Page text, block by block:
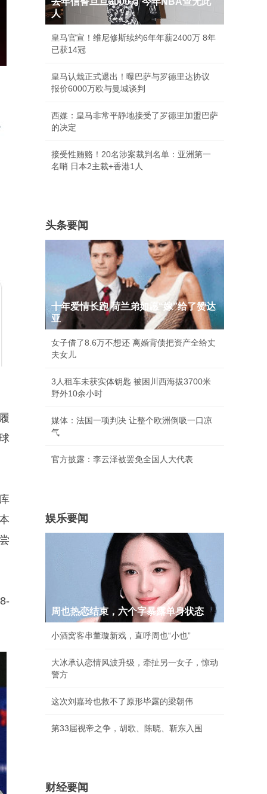
人
皇马官宣！维尼修斯续约6年年薪2400万 8年
已获14冠
皇马认栽正式退出！曝巴萨与罗德里达协议
报价6000万欧与曼城谈判
西媒：皇马非常平静地接受了罗德里加盟巴萨
的决定
接受性贿赂！20名涉案裁判名单：亚洲第一
名哨 日本2主裁+香港1人
头条要闻
十年爱情长跑 荷兰弟如愿“嫁”给了赞达
亚
女子借了8.6万不想还 离婚背债把资产全给丈
夫女儿
3人租车未获实体钥匙 被困川西海拔3700米
野外10余小时
媒体：法国一项判决 让整个欧洲倒吸一口凉
气
官方披露：李云泽被罢免全国人大代表
娱乐要闻
周也热恋结束，六个字暴露单身状态
小酒窝客串董璇新戏，直呼周也“小也”
大冰承认恋情风波升级，牵扯另一女子，惊动
警方
这次刘嘉玲也救不了原形毕露的梁朝伟
第33届视帝之争，胡歌、陈晓、靳东入围
财经要闻